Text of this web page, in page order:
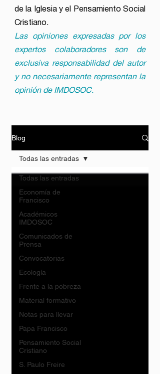
de la Iglesia y el Pensamiento Social
Cristiano.
Las opiniones expresadas por los
expertos colaboradores son de
exclusiva responsabilidad del autor
y no necesariamente representan la
opinión de IMDOSOC.
Blog
Todas las entradas
Economía de
Francisco
Académicos
IMDOSOC
Comunicados de
Prensa
Convocatorias
Ecología
Frente a la pobreza
Material formativo
Notas para llevar
Papa Francisco
Pensamiento Social
Cristiano
S. Paulo Freire
Todas las entradas